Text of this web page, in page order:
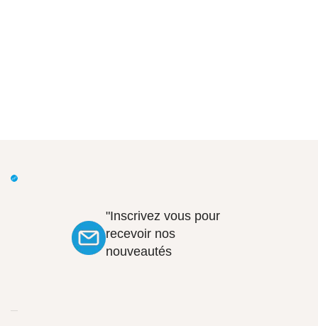
"Inscrivez vous pour
recevoir nos
nouveautés